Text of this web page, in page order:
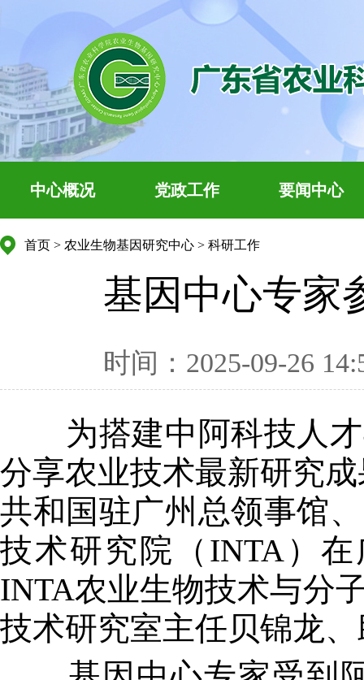
中心概况 党政工作 要闻中心
首页 > 农业生物基因研究中心 > 科研工作
基因中心专家
时间：2025-09-26
为搭建中阿科技人才
分享农业技术最新研究
共和国驻广州总领事馆
技术研究院（INTA）
INTA农业生物技术与分
技术研究室主任贝锦龙